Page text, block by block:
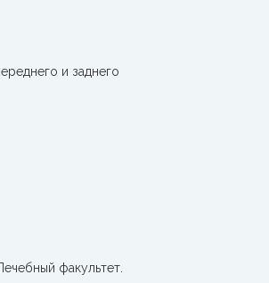
и заднего
факультет.